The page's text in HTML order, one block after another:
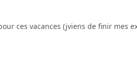
ces vacances (jviens de finir mes